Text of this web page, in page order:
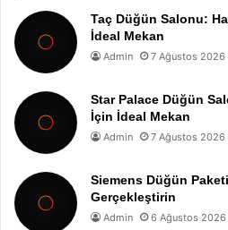
Taç Düğün Salonu:
İdeal Mekan
Admin 7 Ağustos 2026
Star Palace Düğün
İçin İdeal Mekan
Admin 7 Ağustos 2026
Siemens Düğün
Gerçekleştirin
Admin 6 Ağustos 2026